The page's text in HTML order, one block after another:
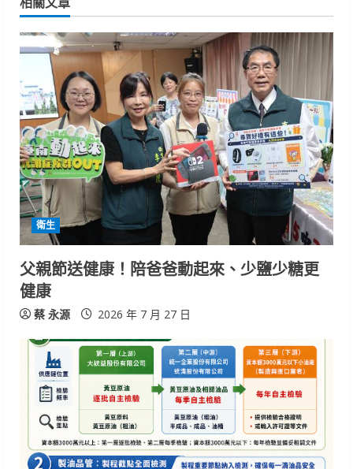
u
R
e
a
d
i
n
g
衛生
父親節送健康！陪爸爸動起來、少鹽少糖更
健康
蔡 永源 2026 年 7 月 27 日